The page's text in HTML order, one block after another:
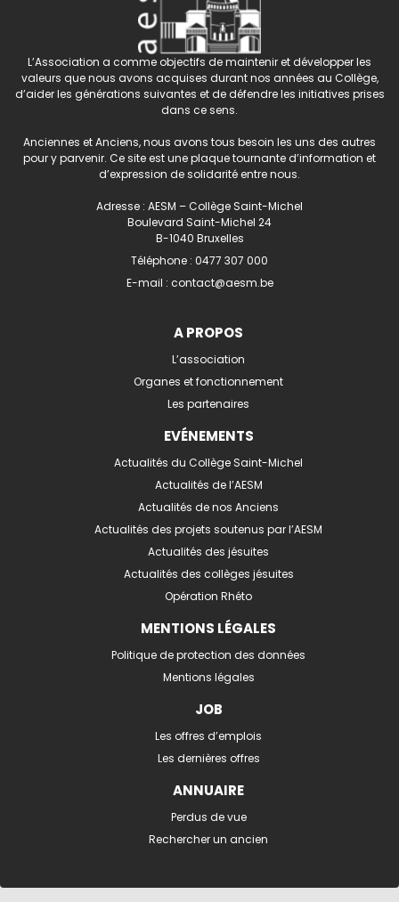
L’Association a comme objectifs de maintenir et développer les
valeurs que nous avons acquises durant nos années au Collège,
d’aider les générations suivantes et de défendre les initiatives prises
dans ce sens.
Anciennes et Anciens, nous avons tous besoin les uns des autres
pour y parvenir. Ce site est une plaque tournante d’information et
d’expression de solidarité entre nous.
Adresse : AESM – Collège Saint-Michel
Boulevard Saint-Michel 24
B-1040 Bruxelles
Téléphone : 0477 307 000
E-mail : contact@aesm.be
A PROPOS
L’association
Organes et fonctionnement
Les partenaires
EVÉNEMENTS
Actualités du Collège Saint-Michel
Actualités de l’AESM
Actualités de nos Anciens
Actualités des projets soutenus par l’AESM
Actualités des jésuites
Actualités des collèges jésuites
Opération Rhéto
MENTIONS LÉGALES
Politique de protection des données
Mentions légales
JOB
Les offres d’emplois
Les dernières offres
ANNUAIRE
Perdus de vue
Rechercher un ancien